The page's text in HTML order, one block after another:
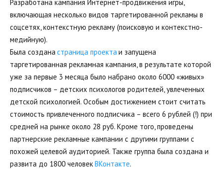
Разработана кампания Интернет-продвижения игры,
включающая несколько видов таргетированной рекламы в
соцсетях, контекстную рекламу (поисковую и контекстно-
медийную).
Была создана страница проекта и запущена
таргетированная рекламная кампания, в результате которой
уже за первые 3 месяца было набрано около 6000 «живых»
подписчиков – детских психологов родителей, увлеченных
детской психологией. Особым достижением стоит считать
стоимость привлеченного подписчика – всего 6 рублей (!) при
средней на рынке около 28 руб. Кроме того, проведены
партнерские рекламные кампании с другими группами с
похожей целевой аудиторией. Также группа была создана и
развита до 1800 человек ВКонтакте.